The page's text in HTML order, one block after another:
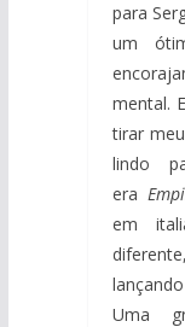
para
um
mental.
tirar
lindo
era
em
Uma